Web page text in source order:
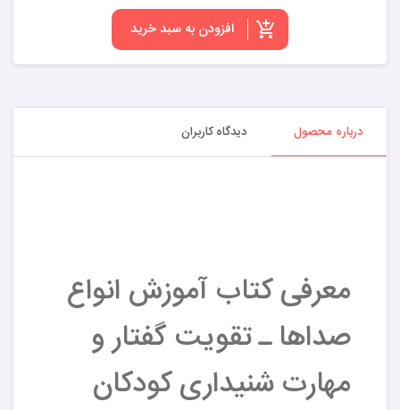
افزودن به سبد خرید
درباره محصول دیدگاه کاربران
معرفی کتاب آموزش انواع
صداها ـ تقویت گفتار و
مهارت شنیداری کودکان